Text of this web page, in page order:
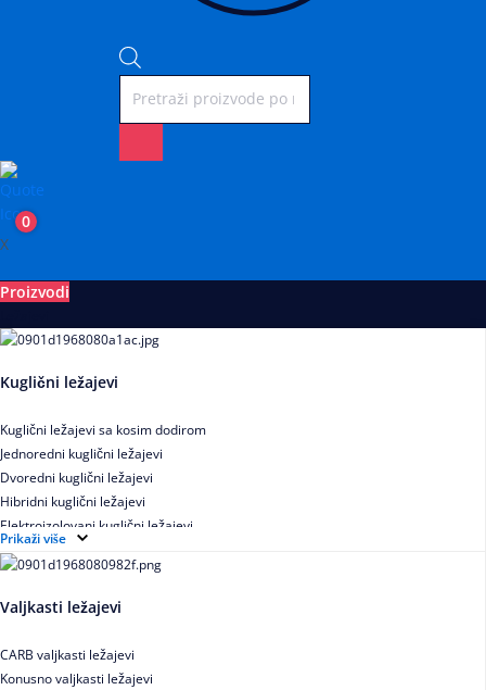
0
X
Proizvodi
Kuglični ležajevi
Kuglični ležajevi sa kosim dodirom
Jednoredni kuglični ležajevi
Dvoredni kuglični ležajevi
Hibridni kuglični ležajevi
Elektroizolovani kuglični ležajevi
Samopodesivi kuglični ležajevi
Aksijalni kuglični ležajevi
Kuglični ležajevi od nerđajućeg čelika
Prikaži više
Valjkasti ležajevi
CARB valjkasti ležajevi
Konusno valjkasti ležajevi